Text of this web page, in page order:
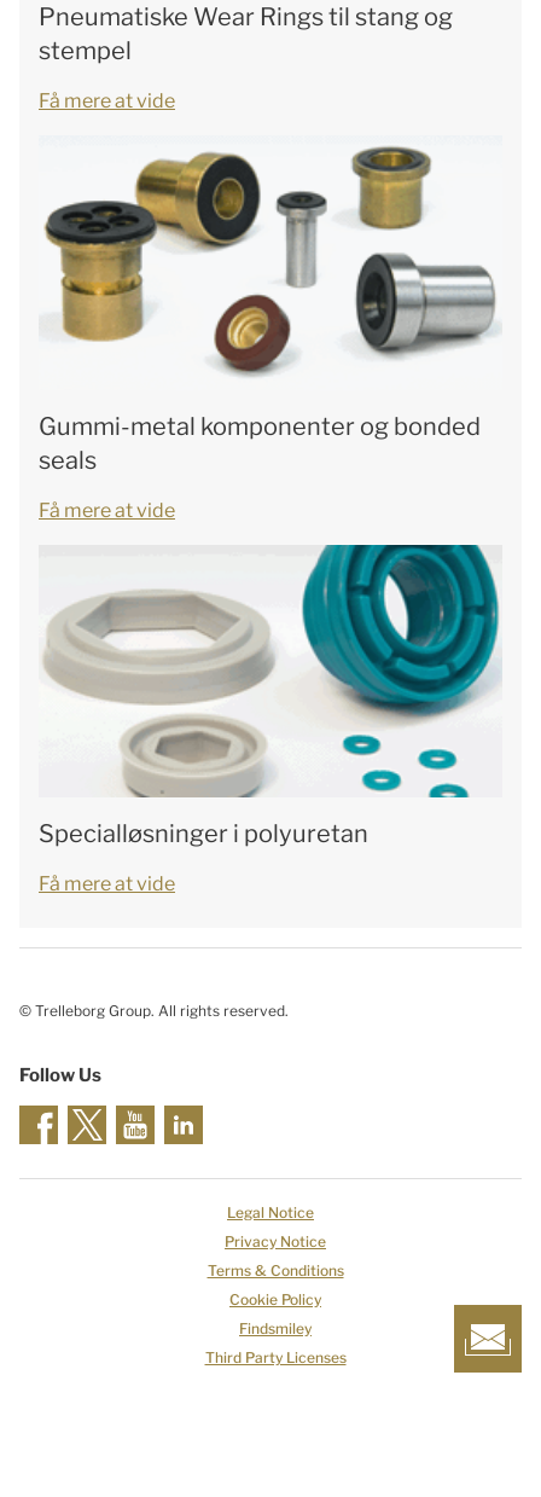
Pneumatiske Wear Rings til stang og
stempel
Få mere at vide
Gummi-metal komponenter og bonded
seals
Få mere at vide
Specialløsninger i polyuretan
Få mere at vide
© Trelleborg Group. All rights reserved.
Follow Us
Legal Notice
Privacy Notice
Terms & Conditions
Cookie Policy
Findsmiley
Third Party Licenses